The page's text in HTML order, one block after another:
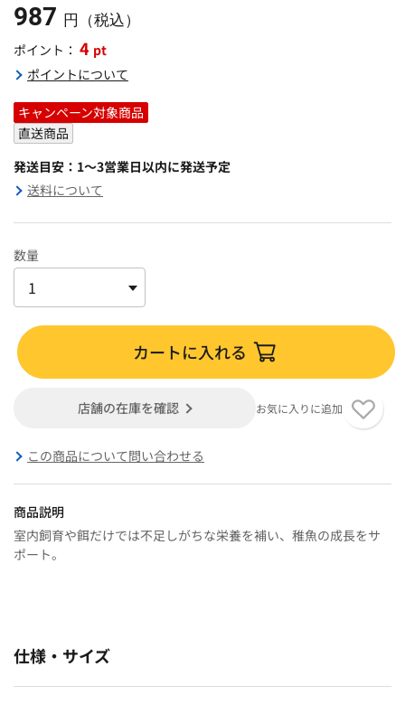
987 円（税込）
ポイント： 4 pt
ポイントについて
キャンペーン対象商品
直送商品
発送目安：1～3営業日以内に発送予定
送料について
数量
カートに入れる
店舗の在庫を確認 お気に入りに追加
この商品について問い合わせる
商品説明
室内飼育や餌だけでは不足しがちな栄養を補い、稚魚の成長をサ
ポート。
仕様・サイズ